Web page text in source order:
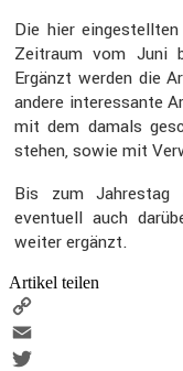
Die hier
Zeitraum vom Juni
Ergänzt werden die
andere inter­es­sante
mit dem damals
stehen, sowie mit
Bis zum Jahrestag
eventuell auch
weiter ergänzt.
Artikel teilen
Copy
Link
Email